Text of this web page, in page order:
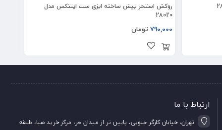
روکش استخر پیش ساخته ایزی ست اینتکس مدل
28020
790,000 تومان
ارتباط با ما
تهران، خیابان کارگر جنوبی، پایین تر از میدان حر، مرکز خرید صبا، طبقه